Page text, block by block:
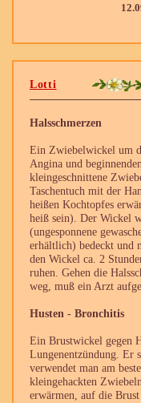
Lotti
Halsschmerzen
Ein Zwiebelwickel um
Angina und
kleingeschnittene
Taschentuch mit der
heißen Kochtopfes
heiß sein). Der Wickel
(ungesponnene
erhältlich) bedeckt und
den Wickel ca. 2
ruhen. Gehen die
weg, muß ein Arzt
Husten - Bronchitis
Ein Brustwickel gegen
Lungenentzündung. Er
verwendet man am
kleingehackten
erwärmen, auf die